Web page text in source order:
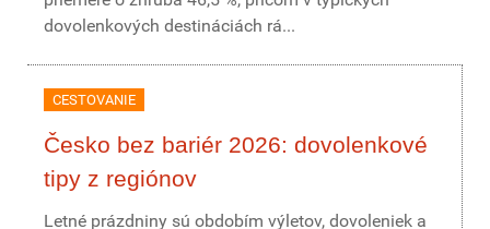
dovolenkových destináciách rá...
CESTOVANIE
Česko bez bariér 2026: dovolenkové
tipy z regiónov
Letné prázdniny sú obdobím výletov, dovoleniek a